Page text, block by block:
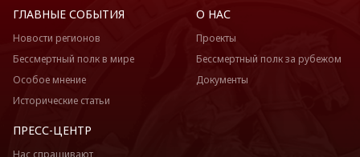
ГЛАВНЫЕ СОБЫТИЯ
Новости регионов
Бессмертный полк в мире
Особое мнение
Исторические статьи
О НАС
Проекты
Бессмертный полк за рубежом
Документы
ПРЕСС-ЦЕНТР
Нас спрашивают